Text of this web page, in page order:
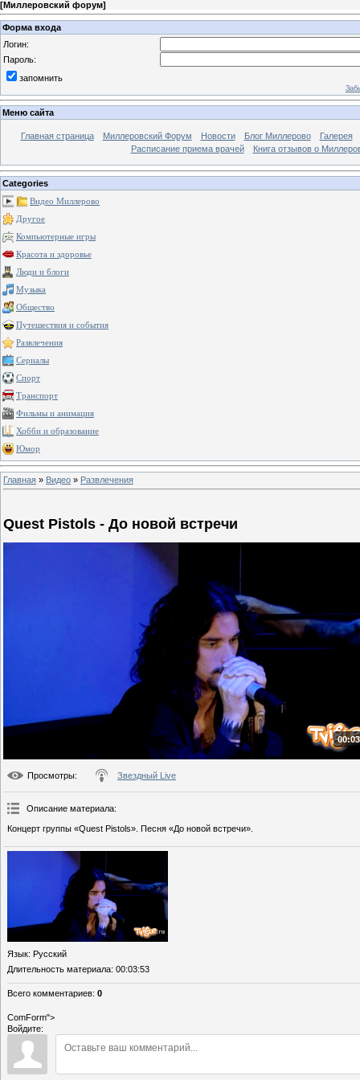
[Миллеровский форум]
Форма входа
Логин:
Пароль:
запомнить
Меню сайта
Главная страница Миллеровский Форум Новости Блог Миллерово
Галерея
Расписание приема врачей
Книга отзывов о
Categories
Видео Миллерово
Другое
Компьютерные игры
Красота и здоровье
Люди и блоги
Музыка
Общество
Путешествия и события
Развлечения
Сериалы
Спорт
Транспорт
Фильмы и анимация
Хобби и образование
Юмор
Главная » Видео » Развлечения
Quest Pistols - До новой встречи
Просмотры: Звездный Live
Описание материала:
Концерт группы «Quest Pistols». Песня «До новой встречи».
Язык: Русский
Длительность материала: 00:03:53
Всего комментариев: 0
ComForm">
Войдите: